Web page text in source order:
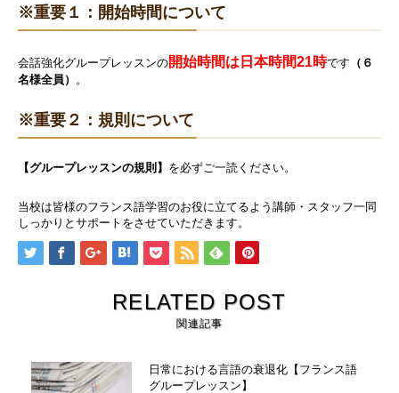
※重要１：開始時間について
会話強化グループレッスンの開始時間は日本時間21時です （６
名様全員）
。
※重要２：規則について
【グループレッスンの規則】 を必ずご一読ください。
当校は皆様のフランス語学習のお役に立てるよう講師・スタッフ一同
しっかりとサポートをさせていただきます。
RELATED POST
関連記事
日常における言語の衰退化【フランス語
グループレッスン】